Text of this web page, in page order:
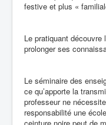
festive et plus «
Le pratiquant
prolonger ses
Le séminaire des
ce qu’apporte la
professeur ne
responsabilité une